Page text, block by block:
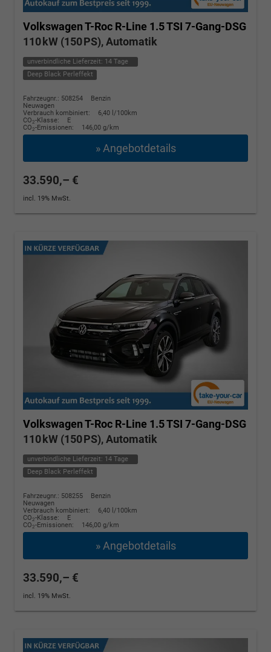
Volkswagen T-Roc R-Line 1.5 TSI 7-Gang-DSG
110 kW (150 PS), Automatik
unverbindliche Lieferzeit: 14 Tage
Deep Black Perleffekt
Fahrzeugnr.: 508254
Benzin
Neuwagen
Verbrauch kombiniert:
6,40 l/100km
CO2-Klasse:
E
CO2-Emissionen: 146,00 g/km
» Angebotdetails
33.590,– €
incl. 19% MwSt.
Volkswagen T-Roc R-Line 1.5 TSI 7-Gang-DSG
110 kW (150 PS), Automatik
unverbindliche Lieferzeit: 14 Tage
Deep Black Perleffekt
Fahrzeugnr.: 508255
Benzin
Neuwagen
Verbrauch kombiniert:
6,40 l/100km
CO2-Klasse:
E
CO2-Emissionen: 146,00 g/km
» Angebotdetails
33.590,– €
incl. 19% MwSt.